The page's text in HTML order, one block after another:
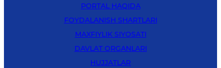
PORTAL HAQIDA
FOYDALANISH SHARTLARI
MAXFIYLIK SIYOSATI
DAVLAT ORGANLARI
HUJJATLAR